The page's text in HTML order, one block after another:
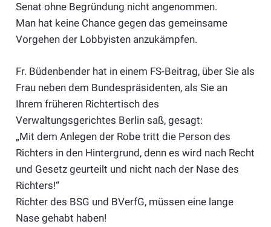
Senat ohne Begründung nicht angenommen.
Man hat keine Chance gegen das gemeinsame
Vorgehen der Lobbyisten anzukämpfen.
Fr. Büdenbender hat in einem FS-Beitrag, über Sie als
Frau neben dem Bundespräsidenten, als Sie an
Ihrem früheren Richtertisch des
Verwaltungsgerichtes Berlin saß, gesagt:
„Mit dem Anlegen der Robe tritt die Person des
Richters in den Hintergrund, denn es wird nach Recht
und Gesetz geurteilt und nicht nach der Nase des
Richters!“
Richter des BSG und BVerfG, müssen eine lange
Nase gehabt haben!